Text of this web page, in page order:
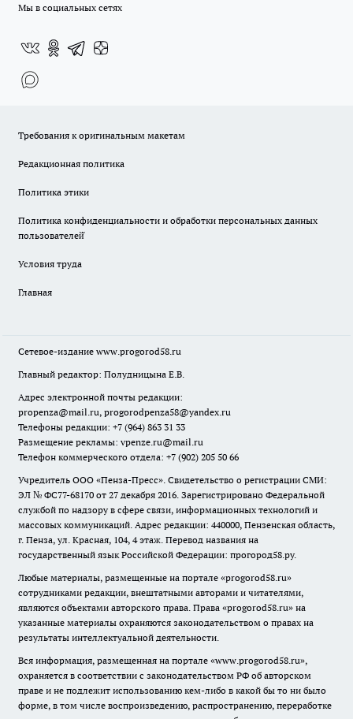
Мы в социальных сетях
Требования к оригинальным макетам
Редакционная политика
Политика этики
Политика конфиденциальности и обработки персональных данных
пользователей̆
Условия труда
Главная
Сетевое-издание www.progorod58.ru
Главный редактор: Полудницына Е.В.
Адрес электронной почты редакции:
propenza@mail.ru, progorodpenza58@yandex.ru
Телефоны редакции: +7 (964) 863 31 33
Размещение рекламы: vpenze.ru@mail.ru
Телефон коммерческого отдела: +7 (902) 205 50 66
Учредитель ООО «Пенза-Пресс». Свидетельство о регистрации СМИ:
ЭЛ № ФС77-68170 от 27 декабря 2016. Зарегистрировано Федеральной
службой по надзору в сфере связи, информационных технологий и
массовых коммуникаций. Адрес редакции: 440000, Пензенская область,
г. Пенза, ул. Красная, 104, 4 этаж. Перевод названия на
государственный язык Российской Федерации: прогород58.ру.
Любые материалы, размещенные на портале «progorod58.ru»
сотрудниками редакции, внештатными авторами и читателями,
являются объектами авторского права. Права «progorod58.ru» на
указанные материалы охраняются законодательством о правах на
результаты интеллектуальной деятельности.
Вся информация, размещенная на портале «www.progorod58.ru»,
охраняется в соответствии с законодательством РФ об авторском
праве и не подлежит использованию кем-либо в какой бы то ни было
форме, в том числе воспроизведению, распространению, переработке